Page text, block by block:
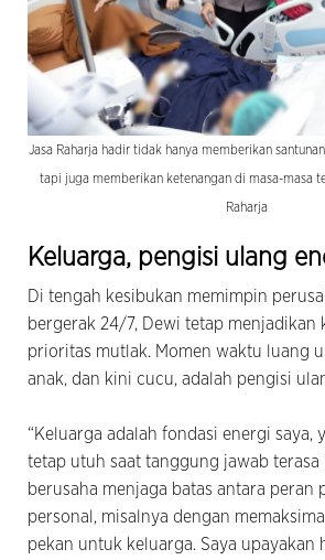
Jasa Raharja hadir tidak hanya memberikan
tapi juga memberikan ketenangan di masa-masa
Raharja
Keluarga, pengisi ulang
Di tengah kesibukan memimpin
bergerak 24/7, Dewi tetap menjadikan
prioritas mutlak. Momen waktu luang
anak, dan kini cucu, adalah pengisi
“Keluarga adalah fondasi energi saya,
tetap utuh saat tanggung jawab terasa
berusaha menjaga batas antara peran
personal, misalnya dengan
pekan untuk keluarga. Saya upayakan